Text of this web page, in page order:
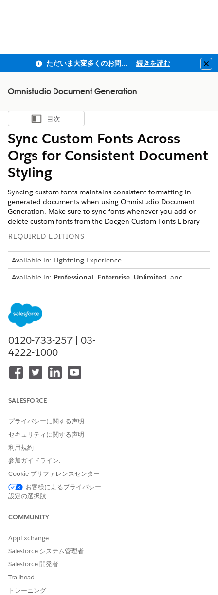
ただいま大変多くのお問い合わせをいただいており、ご連絡までにお時間を頂戴しております 続きを読む
Omnistudio Document Generation
目次を表示
目次
Sync Custom Fonts Across
Orgs for Consistent Document
Styling
Syncing custom fonts maintains consistent formatting in
generated documents when using Omnistudio Document
Generation. Make sure to sync fonts whenever you add or
delete custom fonts from the Docgen Custom Fonts Library.
REQUIRED EDITIONS
Available in: Lightning Experience
Available in: Professional Enterprise Unlimited , and
To sync custom fonts
Before you begin: Make sure that each custom font file and
the total size of the Docgen Custom Fonts Library stay within
the supported size limits. By default, each font file can be up
to 5 MB, and the total library size can be up to 50 MB. To
library is 100 MB.
From Setup, in the Quick Find box, enter
Generation , and then select
To synchronize all font updates, additions, or deletions
and to ensure they’re available for document generation,
click Sync.
NOTEIf the custom fonts aren’t applied in the generated
button to re-enable and sync the fonts again.
0120-733-257 | 03-
4222-1000
SALESFORCE
プライバシーに関する声明
セキュリティに関する声明
利用規約
参加ガイドライン:
Cookie プリファレンスセンター
お客様によるプライバシー
設定の選択肢
COMMUNITY
AppExchange
Salesforce システム管理者
Salesforce 開発者
Trailhead
トレーニング